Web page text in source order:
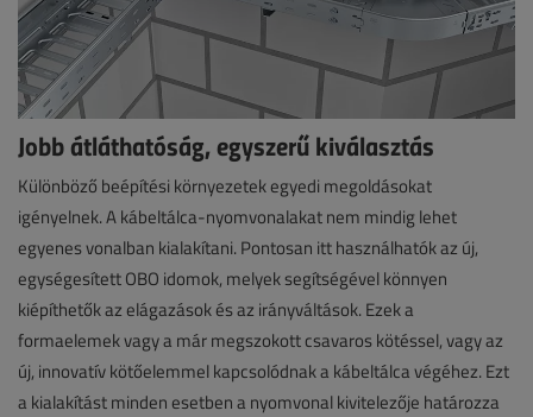
Jobb átláthatóság, egyszerű kiválasztás
Különböző beépítési környezetek egyedi megoldásokat
igényelnek. A kábeltálca-nyomvonalakat nem mindig lehet
egyenes vonalban kialakítani. Pontosan itt használhatók az új,
egységesített OBO idomok, melyek segítségével könnyen
kiépíthetők az elágazások és az irányváltások. Ezek a
formaelemek vagy a már megszokott csavaros kötéssel, vagy az
új, innovatív kötőelemmel kapcsolódnak a kábeltálca végéhez. Ezt
a kialakítást minden esetben a nyomvonal kivitelezője határozza